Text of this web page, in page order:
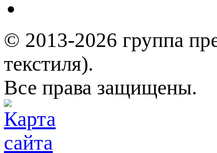
© 2013-2026 группа
текстиля).
Все права защищены.